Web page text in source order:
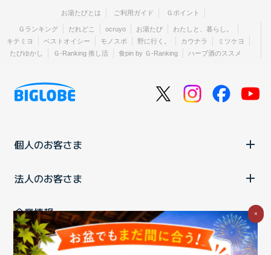
お湯たびとは ご利用ガイド Ｇポイント
Ｇランキング だれどこ ocruyo お湯たび
わたしと、暮らし。
キテミヨ
ベストオイシー モノスポ 野に行く。 カウナラ
ミツケヨ
たびゆかし
Ｇ-Ranking 推し活 食pin by Ｇ-Ranking ハーブ酒のススメ
個人のお客さま
法人のお客さま
企業情報
ご利用中の方
×